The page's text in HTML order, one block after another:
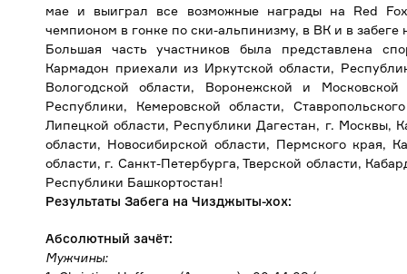
мае и выиграл все возможные награды на Red
чемпионом в гонке по ски-альпинизму, в ВК и в забеге
Большая часть участников была представлена
Кармадон приехали из Иркутской области,
Вологодской области, Воронежской и
Республики, Кемеровской области,
Липецкой области, Республики Дагестан, г. Москвы,
области, Новосибирской области, Пермского края,
области, г. Санкт-Петербурга, Тверской области,
Республики Башкортостан!
Результаты Забега на Чизджыты-хох:
Абсолютный зачёт:
Мужчины: